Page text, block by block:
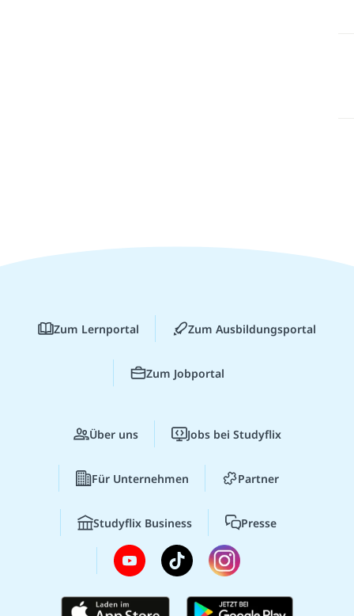
Zum Lernportal Zum Ausbildungsportal
Zum Jobportal
Über uns Jobs bei Studyflix
Für Unternehmen Partner
Studyflix Business Presse